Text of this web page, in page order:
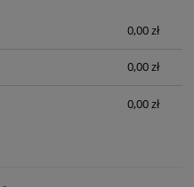
0,00 zł
0,00 zł
0,00 zł